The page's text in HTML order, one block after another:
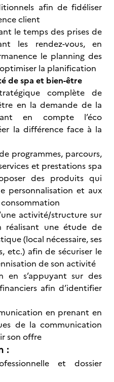
afin de fidéliser
client
le temps des prises de
les rendez-vous, en
le planning des
la planification
de spa et bien-être
complète de
en la demande de la
en compte l’éco
la différence face à la
programmes, parcours,
et prestations spa
des produits qui
personnalisation et aux
activité/structure sur
réalisant une étude de
(local nécessaire, ses
etc.) afin de sécuriser le
de son activité
en s’appuyant sur des
afin d’identifier
en prenant en
de la communication
son offre
:
et dossier